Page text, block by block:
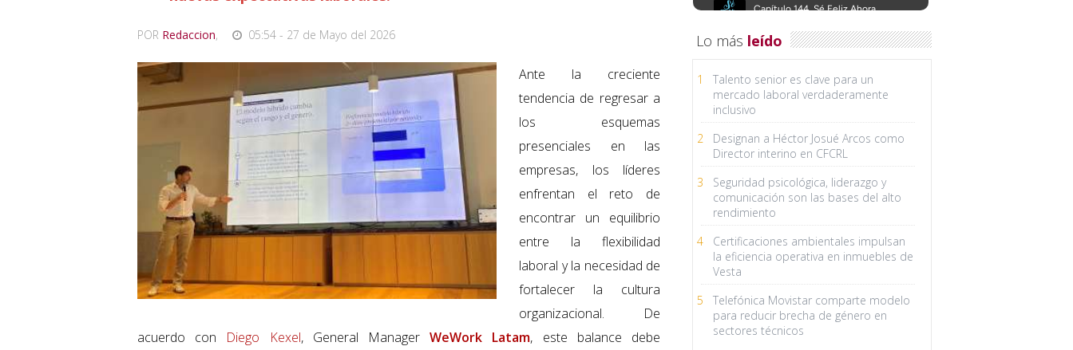
POR Redaccion, 05:54 - 27 de Mayo del 2026
Ante la creciente
tendencia de regresar a
los esquemas
presenciales en las
empresas, los líderes
enfrentan el reto de
encontrar un equilibrio
entre la flexibilidad
laboral y la necesidad de
fortalecer la cultura
organizacional. De
acuerdo con Diego Kexel, General ManagerWeWork Latam, este balance debe
Lo más leído
1
Talento senior es clave para un
mercado laboral verdaderamente
inclusivo
2
Designan a Héctor Josué Arcos como
Director interino en CFCRL
3
Seguridad psicológica, liderazgo y
comunicación son las bases del alto
rendimiento
4
Certificaciones ambientales impulsan
la eficiencia operativa en inmuebles de
Vesta
5
Telefónica Movistar comparte modelo
para reducir brecha de género en
sectores técnicos